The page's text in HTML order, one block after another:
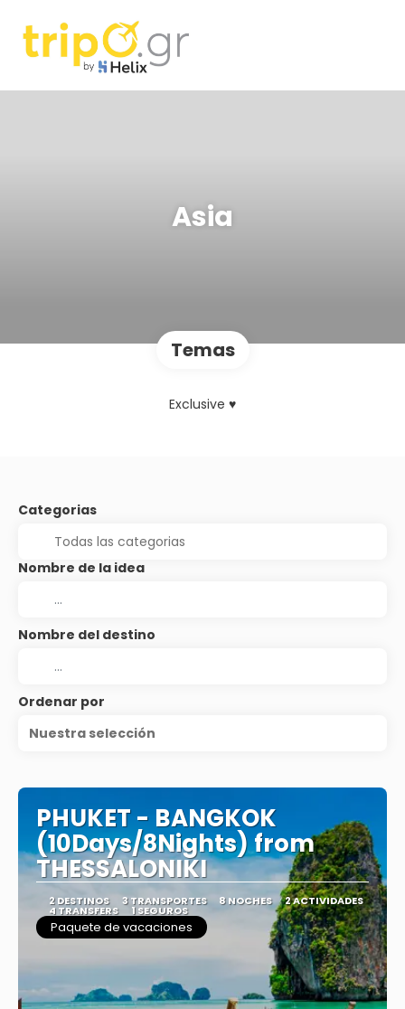
Asia
Temas
Exclusive ♥
Categorias
Nombre de la idea
Nombre del destino
Ordenar por
Nuestra selección
PHUKET - BANGKOK
(10Days/8Nights) from
THESSALONIKI
2 DESTINOS 3 TRANSPORTES 8 NOCHES 2 ACTIVIDADES
4 TRANSFERS 1 SEGUROS
Paquete de vacaciones